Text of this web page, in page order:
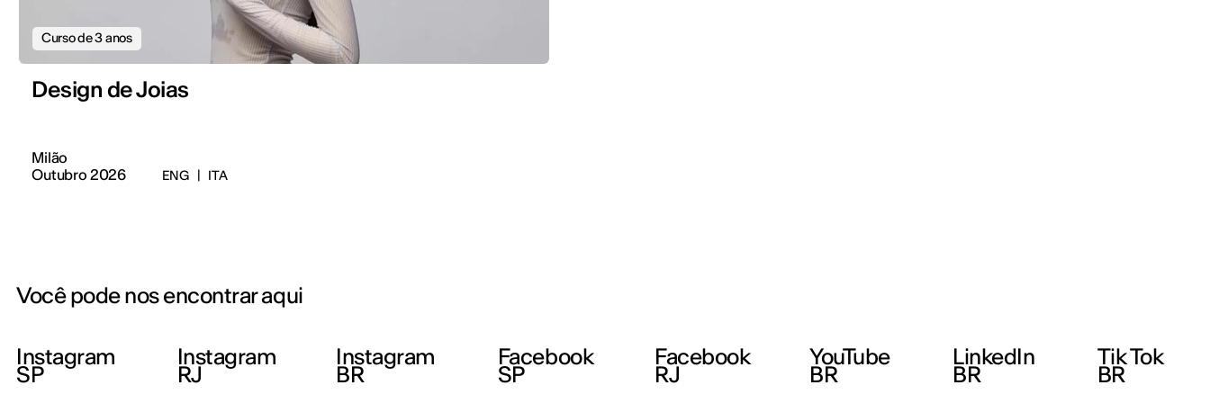
Curso de 3 anos
Design de Joias
Milão
Outubro 2026
ENG | ITA
Você pode nos encontrar aqui
Instagram
SP
Instagram
RJ
Instagram
BR
Facebook
SP
Facebook
RJ
YouTube
BR
LinkedIn
BR
Tik Tok
BR